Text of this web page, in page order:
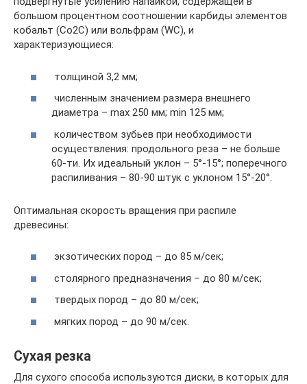
большом процентном соотношении карбиды элементов
кобальт (Со2С) или вольфрам (WС), и
характеризующиеся:
толщиной 3,2 мм;
численным значением размера внешнего
диаметра – max 250 мм; min 125 мм;
количеством зубьев при необходимости
осуществления: продольного реза – не больше
60-ти. Их идеальный уклон – 5°-15°; поперечного
распиливания – 80-90 штук с уклоном 15°-20°.
Оптимальная скорость вращения при распиле
древесины:
экзотических пород – до 85 м/сек;
столярного предназначения – до 80 м/сек;
твердых пород – до 80 м/сек;
мягких пород – до 90 м/сек.
Сухая резка
Для сухого способа используются диски, в которых для